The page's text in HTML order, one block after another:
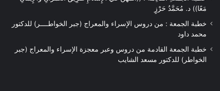
مَعًا)) د. مُحَمَّدُ حَرْزٍ
خطبة الجمعة : من دروس الإسراء والمعراج (جبر الخواطــــر) للدكتور
محمد داود
خطبة الجمعة القادمة من دروس وعبر معجزة الإسراء والمعراج (جبر
الخواطر) للدكتور مسعد الشايب